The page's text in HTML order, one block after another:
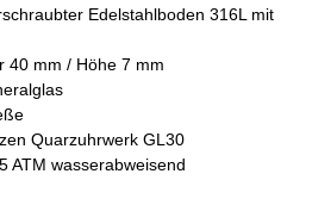
Edelstahlboden 316L mit
40 mm / Höhe 7 mm
Quarzuhrwerk GL30
ATM wasserabweisend